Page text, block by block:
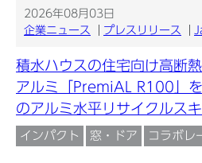
2026年08月03日
企業ニュース
プレスリリース
積水ハウスの住宅向け高断
アルミ「PremiAL R100」
のアルミ水平リサイクルスキ
インパクト 窓・ドア コラボレ